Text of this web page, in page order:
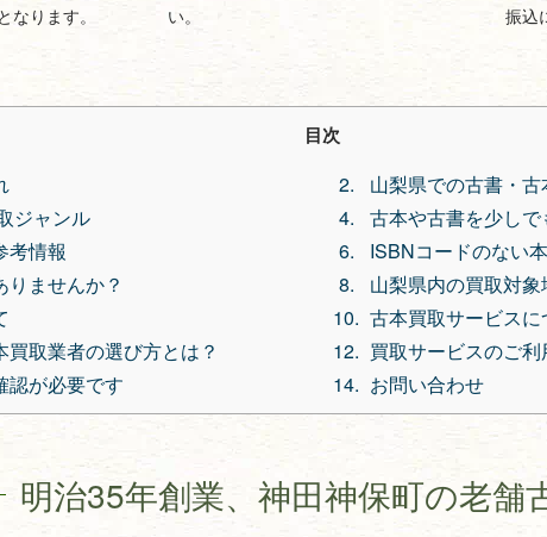
ります。
い。
振込
目次
山梨県での古書・
ジャンル
古本や古書を少しで
考情報
ISBNコードのない
りませんか？
山梨県内の買取対象
古本買取サービスに
買取業者の選び方とは？
買取サービスのご
認が必要です
お問い合わせ
明治35年創業、 神田神保町の老舗